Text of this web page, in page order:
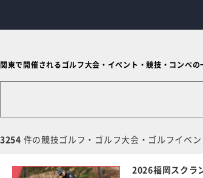
関東で開催されるゴルフ大会・イベント・競技・コンペの
3254 件の競技ゴルフ・ゴルフ大会・ゴルフイベ
2026福岡スクラ